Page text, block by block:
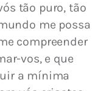
tão puro, tão
me possa
compreender
vos, e que
a mínima